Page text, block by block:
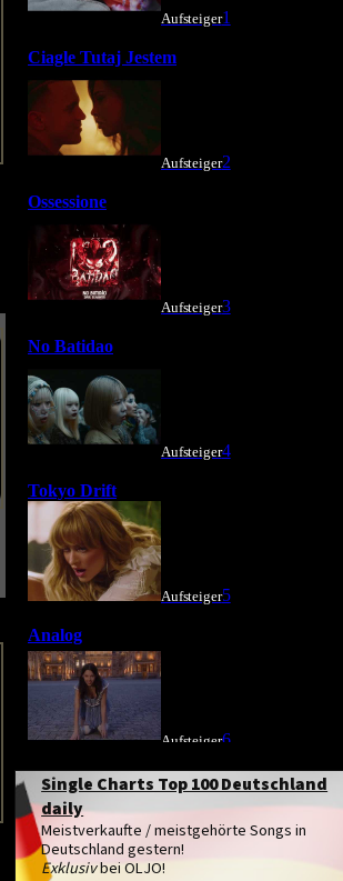
Single Charts Top 100 Deutschland
daily
Meistverkaufte / meistgehörte Songs in
Deutschland gestern!
Exklusivbei OLJO!